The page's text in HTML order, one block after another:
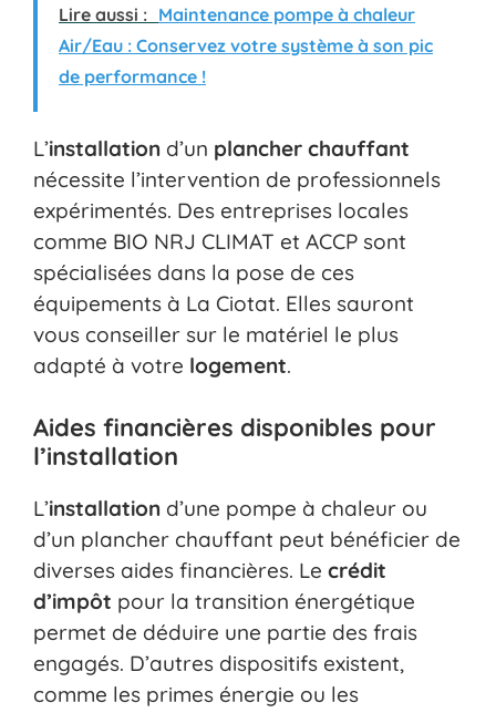
Lire aussi : Maintenance pompe à chaleur
Air/Eau : Conservez votre système à son pic
de performance !
L’installation d’un plancher chauffant
nécessite l’intervention de professionnels
expérimentés. Des entreprises locales
comme BIO NRJ CLIMAT et ACCP sont
spécialisées dans la pose de ces
équipements à La Ciotat. Elles sauront
vous conseiller sur le matériel le plus
adapté à votre logement.
Aides financières disponibles pour
l’installation
L’installation d’une pompe à chaleur ou
d’un plancher chauffant peut bénéficier de
diverses aides financières. Le crédit
d’impôt pour la transition énergétique
permet de déduire une partie des frais
engagés. D’autres dispositifs existent,
comme les primes énergie ou les